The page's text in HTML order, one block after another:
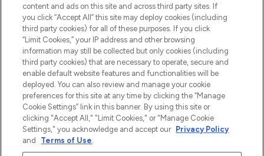
HELP & INFORMATIE
BEDRIJFSINFORMATIE
OVER LOOKFANTASTIC
Betaal veilig met
content and ads on this site and across third party sites. If
you click “Accept All” this site may deploy cookies (including
third party cookies) for all of these purposes. If you click
“Limit Cookies,” your IP address and other browsing
information may still be collected but only cookies (including
third party cookies) that are necessary to operate, secure and
enable default website features and functionalities will be
deployed. You can also review and manage your cookie
preferences for this site at any time by clicking the “Manage
Cookie Settings” link in this banner. By using this site or
clicking "Accept All," "Limit Cookies," or "Manage Cookie
Settings," you acknowledge and accept our Privacy Policy
and
Terms of Use.